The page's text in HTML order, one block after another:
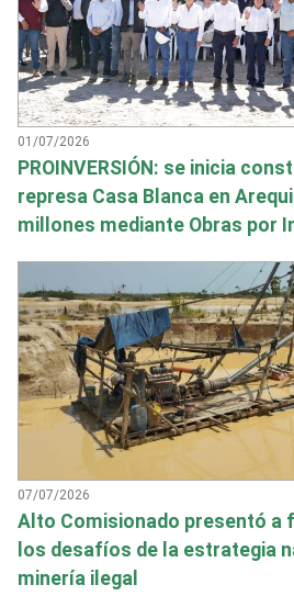
01/07/2026
PROINVERSIÓN: se inicia
represa Casa Blanca en
millones mediante Obras por
07/07/2026
Alto Comisionado presentó a
los desafíos de la estrategia
minería ilegal